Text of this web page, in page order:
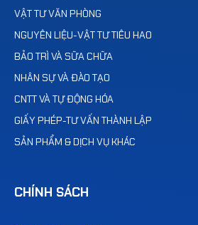
VẬT TƯ VĂN PHÒNG
NGUYÊN LIỆU-VẬT TƯ TIÊU HAO
BẢO TRÌ VÀ SỮA CHỮA
NHÂN SỰ VÀ ĐÀO TẠO
CNTT VÀ TỰ ĐỘNG HÓA
GIẤY PHÉP-TƯ VẤN THÀNH LẬP
SẢN PHẨM & DỊCH VỤ KHÁC
CHÍNH SÁCH